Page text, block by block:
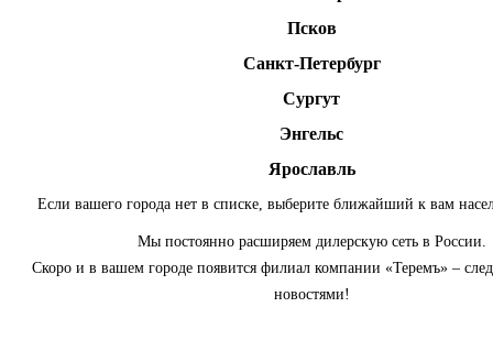
Псков
Санкт-Петербург
Сургут
Энгельс
Ярославль
Если вашего города нет в списке, выберите ближайший к вам
Мы постоянно расширяем дилерскую сеть в России.
Скоро и в вашем городе появится филиал компании «Теремъ» –
новостями!